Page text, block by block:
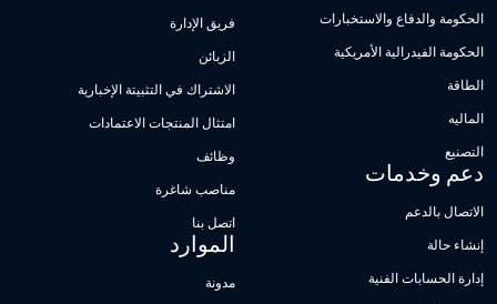
الحكومة والدفاع والاستخبارات
الحكومة الفيدرالية الأمريكية
الطاقة
الماليه
التصنيع
دعم وخدمات
الاتصال بالدعم
إنشاء حالة
إدارة الحسابات الفنية
فريق الإدارة
الزبائن
الاشتراك في التثبيتة الإخبارية
امتثال المنتجات الاعتمادات
وظائف
مناصب شاغرة
اتصل بنا
الموارد
مدونة